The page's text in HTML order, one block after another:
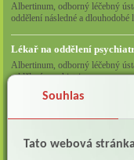
Albertinum, odborný léčebný
oddělení následné a dlouhodobé
Lékař na oddělení
Albertinum, odborný léčebný
oddělení psychiatrie ...
Souhlas
Tato webová